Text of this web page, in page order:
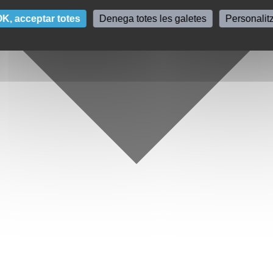
acceptar totes Denega totes les galetes